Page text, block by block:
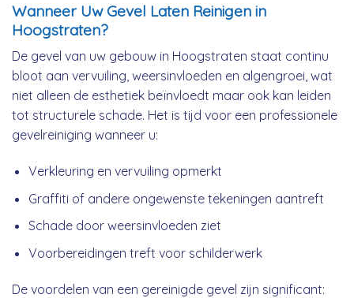
Wanneer Uw Gevel Laten Reinigen in
Hoogstraten?
De gevel van uw gebouw in Hoogstraten staat continu
bloot aan vervuiling, weersinvloeden en algengroei, wat
niet alleen de esthetiek beïnvloedt maar ook kan leiden
tot structurele schade. Het is tijd voor een professionele
gevelreiniging wanneer u:
Verkleuring en vervuiling opmerkt
Graffiti of andere ongewenste tekeningen aantreft
Schade door weersinvloeden ziet
Voorbereidingen treft voor schilderwerk
De voordelen van een gereinigde gevel zijn significant: